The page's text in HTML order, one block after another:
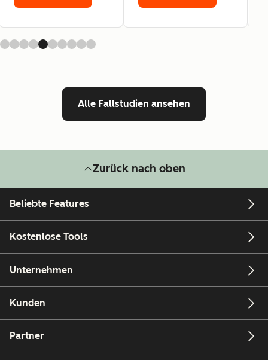
Alle Fallstudien ansehen
Zurück nach oben
Beliebte Features
Kostenlose Tools
Unternehmen
Kunden
Partner